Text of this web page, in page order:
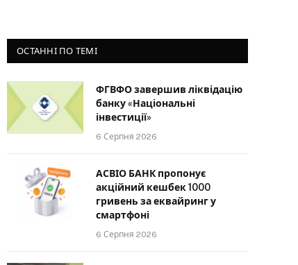
ОСТАННІ ПО ТЕМІ
ФГВФО завершив ліквідацію
банку «Національні
інвестиції»
6 Серпня 2026
АСВІО БАНК пропонує
акційний кешбек 1000
гривень за еквайринг у
смартфоні
6 Серпня 2026